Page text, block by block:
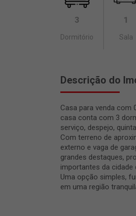
3
Dormitório
1
Sala
Descrição do
Casa para venda com
casa conta com 3
serviço, despejo,
Com terreno de
externo e vaga de
grandes destaques,
importantes da cidade
Uma opção simples,
em uma região